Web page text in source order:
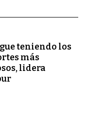
teniendo los
más
lidera